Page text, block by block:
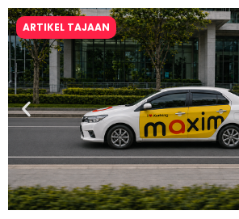
ARTIKEL TAJAAN